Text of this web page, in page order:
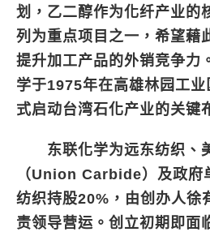
划，乙二醇作为化纤产业的
列为重点项目之一，希望藉
提升加工产品的外销竞争力
学于1975年在高雄林园工
式启动台湾石化产业的关键
东联化学为远东纺织、
（Union Carbide）及政府
纺织持股20%，由创办人徐
责领导营运。创立初期即面